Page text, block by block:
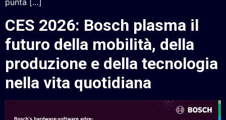
punta […]
CES 2026: Bosch plasma il
futuro della mobilità, della
produzione e della tecnologia
nella vita quotidiana